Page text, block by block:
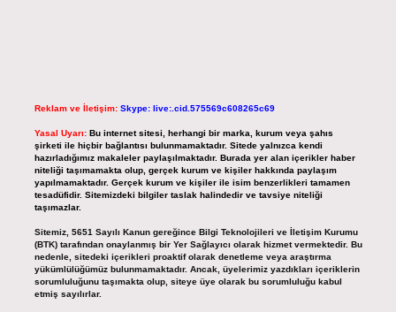
Reklam ve İletişim: Skype: live:.cid.575569c608265c69
Yasal Uyarı: Bu internet sitesi, herhangi bir marka, kurum veya şahıs
şirketi ile hiçbir bağlantısı bulunmamaktadır. Sitede yalnızca kendi
hazırladığımız makaleler paylaşılmaktadır. Burada yer alan içerikler haber
niteliği taşımamakta olup, gerçek kurum ve kişiler hakkında paylaşım
yapılmamaktadır. Gerçek kurum ve kişiler ile isim benzerlikleri tamamen
tesadüfidir. Sitemizdeki bilgiler taslak halindedir ve tavsiye niteliği
taşımazlar.
Sitemiz, 5651 Sayılı Kanun gereğince Bilgi Teknolojileri ve İletişim Kurumu
(BTK) tarafından onaylanmış bir Yer Sağlayıcı olarak hizmet vermektedir. Bu
nedenle, sitedeki içerikleri proaktif olarak denetleme veya araştırma
yükümlülüğümüz bulunmamaktadır. Ancak, üyelerimiz yazdıkları içeriklerin
sorumluluğunu taşımakta olup, siteye üye olarak bu sorumluluğu kabul
etmiş sayılırlar.